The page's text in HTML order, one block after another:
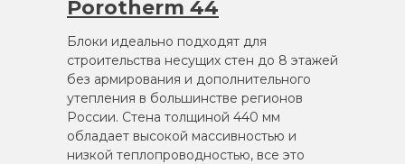
Блоки идеально подходят для
строительства несущих стен до 8 этажей
без армирования и дополнительного
утепления в большинстве регионов
России. Стена толщиной 440 мм
обладает высокой массивностью и
низкой теплопроводностью, все это
Porotherm 44